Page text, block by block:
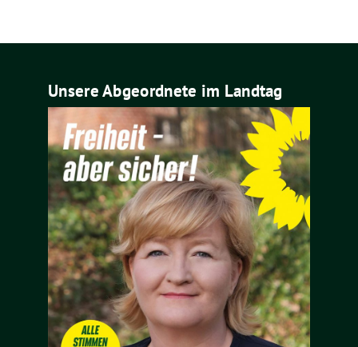
Unsere Abgeordnete im Landtag